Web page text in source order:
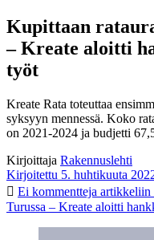
Kupittaan
– Kreate aloitti
työt
Kreate Rata toteuttaa
syksyyn mennessä. Koko
on 2021-2024 ja budjetti
Kirjoittaja Rakennuslehti
Kirjoitettu 5. huhtikuuta
Ei kommentteja artikkeliin
Turussa – Kreate aloitti